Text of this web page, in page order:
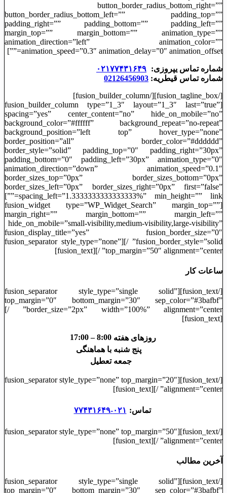
button_border_radius_bottom_right=””
button_border_radius_bottom_left=”” padding_top=””
padding_right=”” padding_bottom=”” padding_left=””
margin_top=”” margin_bottom=”” animation_type=””
animation_direction=”left” animation_color=””
animation_speed=”0.3″ animation_delay=”0″ animation_offset=””]
شماره تماس یپروزی: ۰۲۱۷۷۴۳۱۶۴۹
شماره تماس قیطریه: 02126456903
[/fusion_tagline_box][/fusion_builder_column]
[fusion_builder_column type=”1_3″ layout=”1_3″ last=”true”
spacing=”yes” center_content=”no” hide_on_mobile=”no”
background_color=”#ffffff” background_repeat=”no-repeat”
background_position=”left top” hover_type=”none”
border_position=”all” border_color=”#dddddd”
border_style=”solid” padding_top=”0″ padding_right=”30px”
padding_bottom=”0″ padding_left=”30px” animation_type=”0″
animation_direction=”down” animation_speed=”0.1″
border_sizes_top=”0px” border_sizes_bottom=”0px”
border_sizes_left=”0px” border_sizes_right=”0px” first=”false”
spacing_left=”1.3333333333333333%” min_height=”” link=””]
[fusion_widget type=”WP_Widget_Search” margin_top=””
margin_right=”” margin_bottom=”” margin_left=””
hide_on_mobile=”small-visibility,medium-visibility,large-visibility”
fusion_display_title=”yes” fusion_border_size=”0″
fusion_border_style=”solid” /][fusion_separator style_type=”none”
top_margin=”50″ alignment=”center” /][fusion_text]
ساعات کار
[/fusion_text][fusion_separator style_type=”single solid”
top_margin=”0″ bottom_margin=”30″ sep_color=”#3bafbf”
border_size=”2px” width=”100%” alignment=”center” /]
[fusion_text]
روزهای هفته 8:00 – 17:00
پنج شنبه با هماهنگی
جمعه تعطیل
[/fusion_text][fusion_separator style_type=”none” top_margin=”20″
alignment=”center” /][fusion_text]
تماس: ۰۲۱-۷۷۴۳۱۶۴۹
[/fusion_text][fusion_separator style_type=”none” top_margin=”50″
alignment=”center” /][fusion_text]
آخرین مطالب
[/fusion_text][fusion_separator style_type=”single solid”
top_margin=”0″ bottom_margin=”30″ sep_color=”#3bafbf”